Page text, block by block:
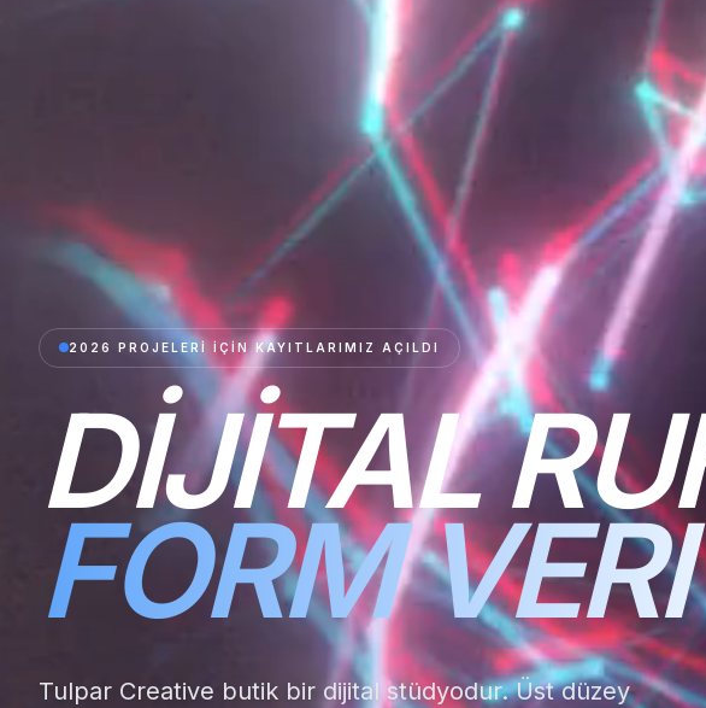
2026 PROJELERI İÇIN KAYITLARIMIZ AÇILDI
DIJITAL
FORM
Tulpar Creative butik bir dijital stüdyodur. Üst düzey